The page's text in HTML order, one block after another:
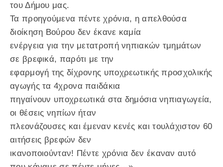
του Δήμου μας.
Τα προηγούμενα πέντε χρόνια, η απελθούσα
διοίκηση Βούρου δεν έκανε καμία
ενέργεια για την μετατροπή νηπιακών τμημάτων
σε βρεφικά, παρότι με την
εφαρμογή της δίχρονης υποχρεωτικής προσχολικής
αγωγής τα 4χρονα παιδάκια
πηγαίνουν υποχρεωτικά στα δημόσια νηπιαγωγεία,
οι θέσεις νηπίων ήταν
πλεονάζουσες και έμεναν κενές και τουλάχιστον 60
αιτήσεις βρεφών δεν
ικανοποιούνταν! Πέντε χρόνια δεν έκαναν αυτό